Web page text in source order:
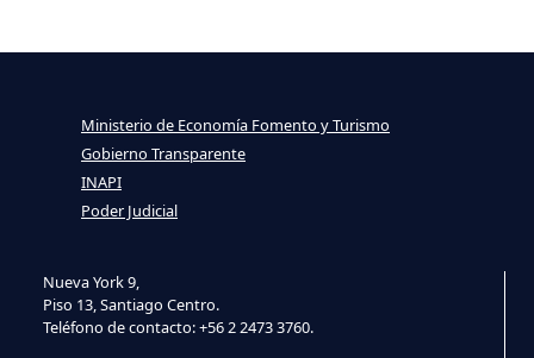
Nueva York 9,
Piso 13, Santiago Centro.
Teléfono de contacto: +56 2 2473 3760.
Ministerio de Economía Fomento y Turismo
Gobierno Transparente
INAPI
Poder Judicial